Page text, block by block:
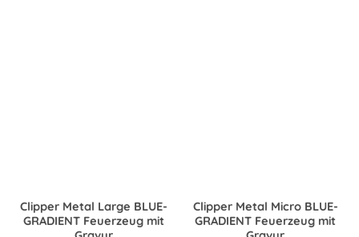
Clipper Metal Large BLUE-
GRADIENT Feuerzeug mit
Clipper Metal Micro BLUE-
GRADIENT Feuerzeug mit